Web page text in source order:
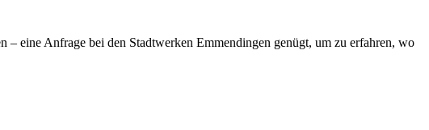
eine Anfrage bei den Stadtwerken Emmendingen genügt, um zu erfahren, wo